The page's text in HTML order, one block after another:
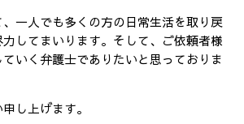
一人でも多くの方の日常生活を取り戻
してまいります。そして、ご依頼者様
いく弁護士でありたいと思っておりま
し上げます。